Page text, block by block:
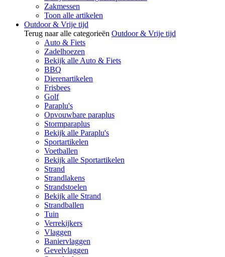
Zakmessen
Toon alle artikelen
Outdoor & Vrije tijd
Terug naar alle categorieën Outdoor & Vrije tijd
Auto & Fiets
Zadelhoezen
Bekijk alle Auto & Fiets
BBQ
Dierenartikelen
Frisbees
Golf
Paraplu's
Opvouwbare paraplus
Stormparaplus
Bekijk alle Paraplu's
Sportartikelen
Voetballen
Bekijk alle Sportartikelen
Strand
Strandlakens
Strandstoelen
Bekijk alle Strand
Strandballen
Tuin
Verrekijkers
Vlaggen
Baniervlaggen
Gevelvlaggen